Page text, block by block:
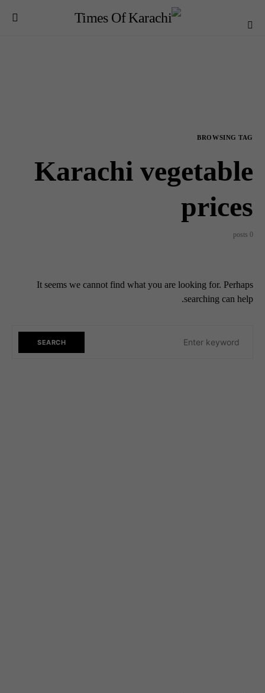
BROWSING TAG
Karachi vegetable
prices
0 posts
It seems we cannot find what you are looking for. Perhaps
searching can help.
SEARCH